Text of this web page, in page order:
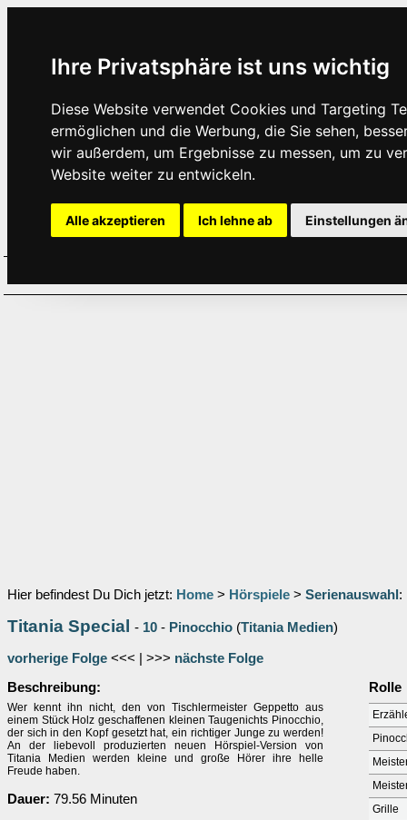
Ihre Privatsphäre ist uns wichtig
Diese Website verwendet Cookies und Targeting
ermöglichen und die Werbung, die Sie sehen,
wir außerdem, um Ergebnisse zu messen, um zu
Website weiter zu entwickeln.
Alle akzeptieren Ich lehne ab Einstellungen
Hier befindest Du Dich jetzt: Home > Hörspiele > Serienauswahl :
Titania Special - 10 - Pinocchio (Titania Medien)
vorherige Folge <<< | >>> nächste Folge
Beschreibung:
Wer kennt ihn nicht, den von Tischlermeister Geppetto aus
einem Stück Holz geschaffenen kleinen Taugenichts Pinocchio,
der sich in den Kopf gesetzt hat, ein richtiger Junge zu werden!
An der liebevoll produzierten neuen Hörspiel-Version von
Titania Medien werden kleine und große Hörer ihre helle
Freude haben.
Dauer: 79.56 Minuten
Rolle
Grille